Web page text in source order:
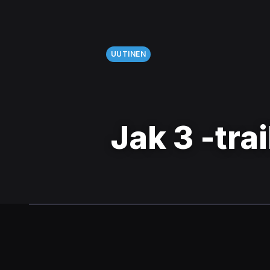
UUTINEN
Jak 3 -